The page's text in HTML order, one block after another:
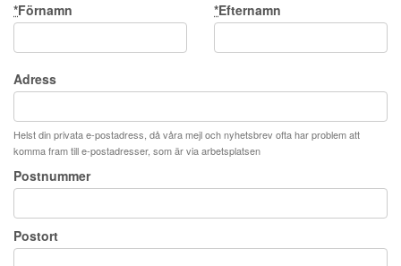
*Förnamn *Efternamn
Adress
Helst din privata e-postadress, då våra mejl och nyhetsbrev ofta har problem att
komma fram till e-postadresser, som är via arbetsplatsen
Postnummer
Postort